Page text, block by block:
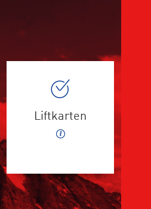
Liftkarten